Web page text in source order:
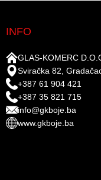
INFO
GLAS-KOMERC
Sviračka 82,
+387 61 904 421
+387 35 821 715
info@gkboje.ba
www.gkboje.ba